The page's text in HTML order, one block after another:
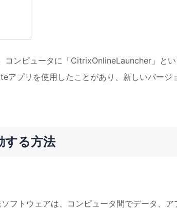
ンピュータに「CitrixOnlineLauncher」と
アプリを使用したことがあり、新しいバージ
する方法
フトウェアは、コンピュータ間でデータ、ア